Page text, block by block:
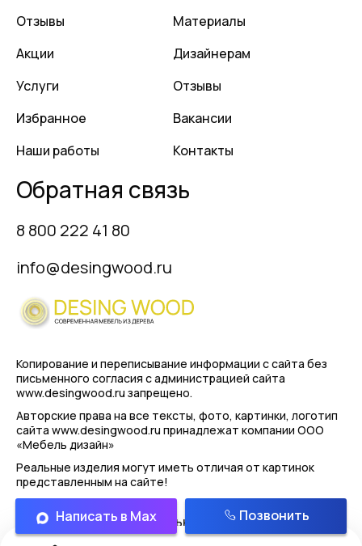
Отзывы
Акции
Услуги
Избранное
Наши работы
Материалы
Дизайнерам
Отзывы
Вакансии
Контакты
Обратная связь
8 800 222 41 80
info@desingwood.ru
Копирование и переписывание информации с сайта без
письменного согласия с администрацией сайта
www.desingwood.ru запрещено.
Авторские права на все тексты, фото, картинки, логотип
сайта www.desingwood.ru принадлежат компании ООО
«Мебель дизайн»
Реальные изделия могут иметь отличая от картинок
представленным на сайте!
Политика конфиденциальности
Написать в Max Позвонить